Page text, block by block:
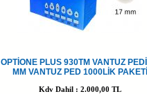
OPTİONE PLUS 930TM VANTUZ
MM VANTUZ PED 1000LİK PAKETİ
Kdv Dahil : 2.000,00 TL